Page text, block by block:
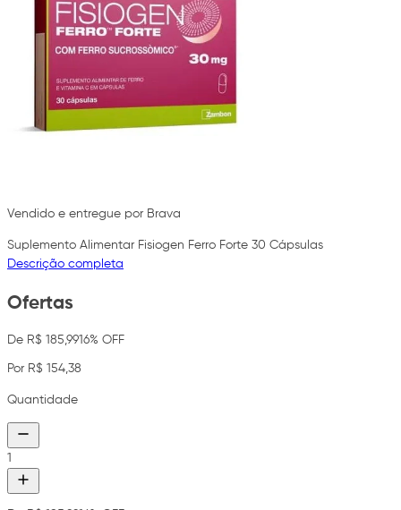
Vendido e entregue por Brava
Suplemento Alimentar Fisiogen Ferro Forte 30 Cápsulas
Descrição completa
Ofertas
De R$ 185,9916% OFF
Por R$ 154,38
Quantidade
1